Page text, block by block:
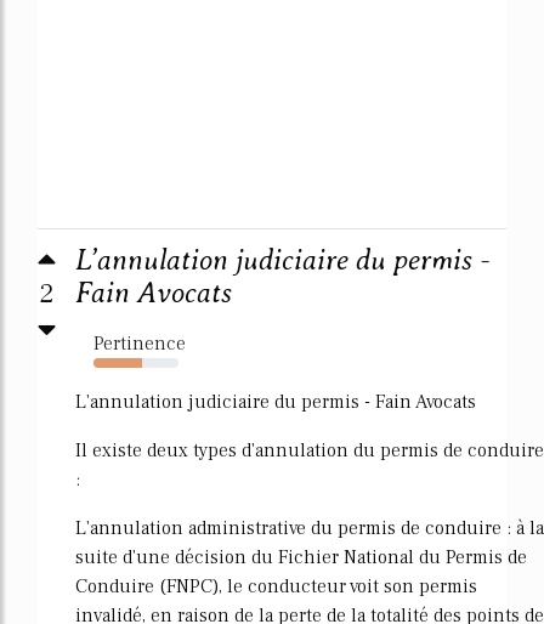
2
L’annulation judiciaire du permis -
Fain Avocats
Pertinence
57%
L'annulation judiciaire du permis - Fain Avocats
Il existe deux types d'annulation du permis de conduire
:
L'annulation administrative du permis de conduire : à la
suite d'une décision du Fichier National du Permis de
Conduire (FNPC), le conducteur voit son permis
invalidé, en raison de la perte de la totalité des points de